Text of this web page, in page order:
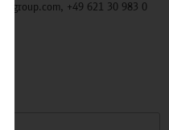
+49 621 30 983 0